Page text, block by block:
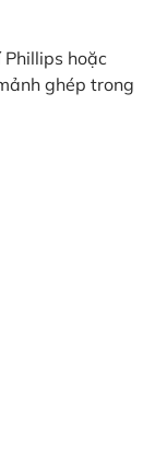
hoặc
ghép trong